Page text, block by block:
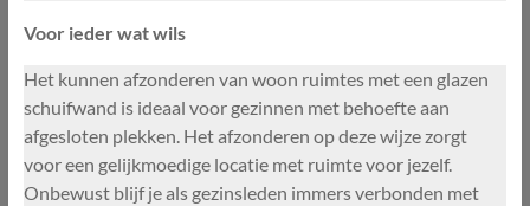
Voor ieder wat wils
Het kunnen afzonderen van woon ruimtes met een glazen
schuifwand is ideaal voor gezinnen met behoefte aan
afgesloten plekken. Het afzonderen op deze wijze zorgt
voor een gelijkmoedige locatie met ruimte voor jezelf.
Onbewust blijf je als gezinsleden immers verbonden met